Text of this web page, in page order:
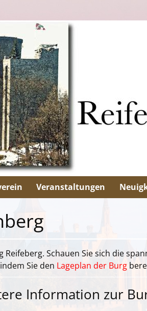
Veranstaltungen
Schauen Sie sich die
Sie den Lageplan der Burg
Information zur